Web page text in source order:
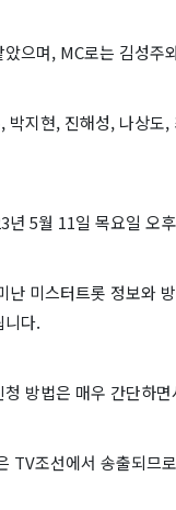
으며, MC로는 김성주
박지현, 진해성, 나상도
년 5월 11일 목요일 오
난 미스터트롯 정보와
니다.
방법은 매우 간단하
TV조선에서 송출되므